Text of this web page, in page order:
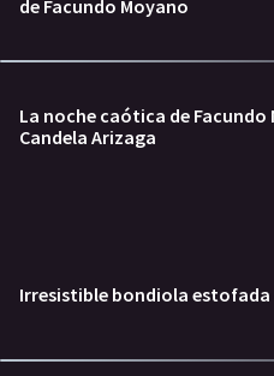
de Facundo Moyano
La noche caótica de Facundo
Candela Arizaga
Irresistible bondiola